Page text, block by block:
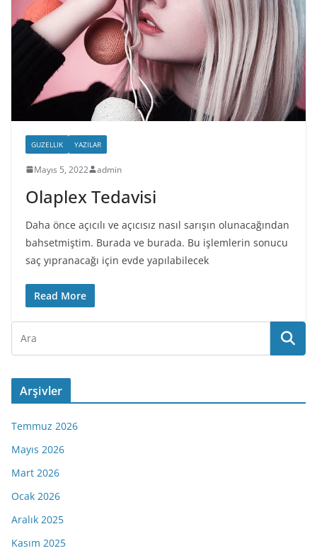
GUZELLIK YAZILAR
Mayıs 5, 2022 admin
Olaplex Tedavisi
Daha önce açıcılı ve açıcısız nasıl sarışın olunacağından
bahsetmiştim. Burada ve burada. Bu işlemlerin sonucu
saç yıpranacağı için evde yapılabilecek
Read More
Arşivler
Temmuz 2026
Mayıs 2026
Mart 2026
Ocak 2026
Aralık 2025
Kasım 2025